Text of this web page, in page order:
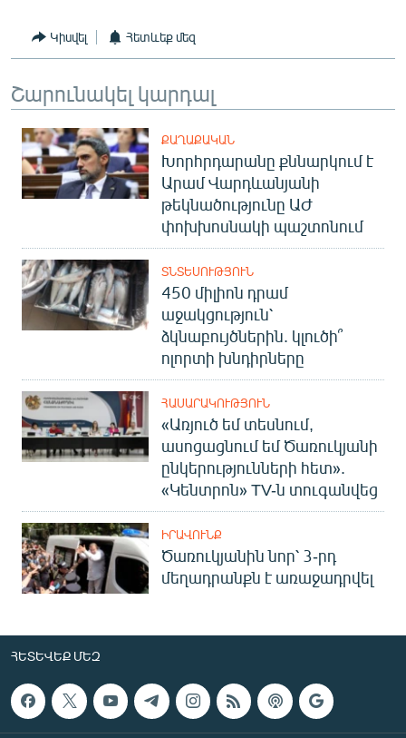
«Ազատության» բոլոր կայքերը
Կիսվել Հետևեք մեզ
Շարունակել կարդալ
ՔԱՂԱՔԱԿԱՆ
Խորհրդարանը քննարկում է
Արամ Վարդևանյանի
թեկնածությունը ԱԺ
փոխխոսնակի պաշտոնում
ՏՆՏԵՍՈՒԹՅՈՒՆ
450 միլիոն դրամ
աջակցություն՝
ձկնաբույծներին. կլուծի՞
ոլորտի խնդիրները
ՀԱՍԱՐԱԿՈՒԹՅՈՒՆ
«Առյուծ եմ տեսնում,
ասոցացնում եմ Ծառուկյանի
ընկերությունների հետ».
«Կենտրոն» TV-ն տուգանվեց
ԻՐԱՎՈՒՆՔ
Ծառուկյանին նոր՝ 3-րդ
մեղադրանքն է առաջադրվել
ՀԵՏԵՎԵՔ ՄԵԶ